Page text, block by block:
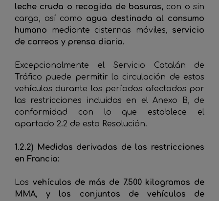
leche cruda o recogida de basuras, con o sin
carga, así como agua destinada al consumo
humano mediante cisternas móviles, servicio
de correos y prensa diaria.
Excepcionalmente el Servicio Catalán de
Tráfico puede permitir la circulación de estos
vehículos durante los períodos afectados por
las restricciones incluidas en el Anexo B, de
conformidad con lo que establece el
apartado 2.2 de esta Resolución.
1.2.2) Medidas derivadas de las restricciones
en Francia:
Los vehículos de más de 7.500 kilogramos de
MMA, y los conjuntos de vehículos de